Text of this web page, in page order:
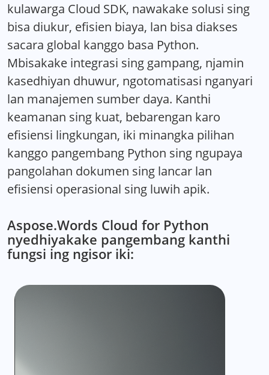
kulawarga Cloud SDK, nawakake solusi sing
bisa diukur, efisien biaya, lan bisa diakses
sacara global kanggo basa Python.
Mbisakake integrasi sing gampang, njamin
kasedhiyan dhuwur, ngotomatisasi nganyari
lan manajemen sumber daya. Kanthi
keamanan sing kuat, bebarengan karo
efisiensi lingkungan, iki minangka pilihan
kanggo pangembang Python sing ngupaya
pangolahan dokumen sing lancar lan
efisiensi operasional sing luwih apik.
Aspose.Words Cloud for Python
nyedhiyakake pangembang kanthi
fungsi ing ngisor iki: